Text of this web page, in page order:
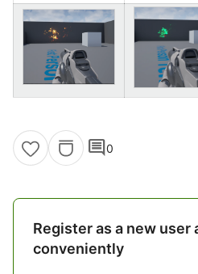
comment0
Register as a new user
conveniently